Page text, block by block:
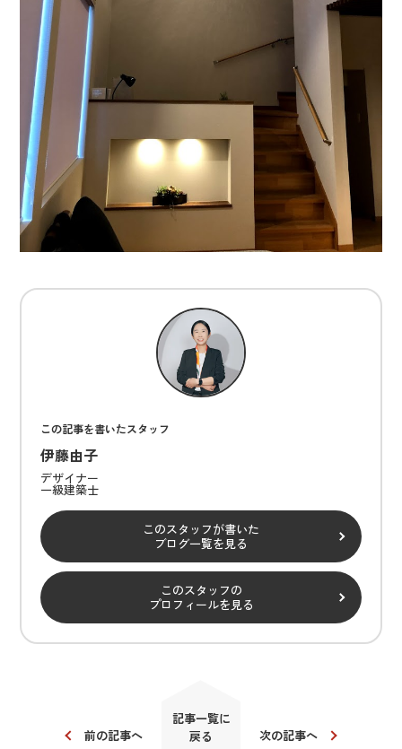
この記事を書いたスタッフ
伊藤由子
デザイナー
一級建築士
このスタッフが書いた
ブログ一覧を見る
このスタッフの
プロフィールを見る
前の記事へ
記事一覧に
戻る
次の記事へ